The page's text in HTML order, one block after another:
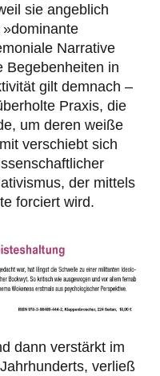
sie angeblich
Narrative
Begebenheiten in
gilt demnach –
Praxis, die
um deren weiße
verschiebt sich
der mittels
forciert wird.
dann verstärkt im
verließ